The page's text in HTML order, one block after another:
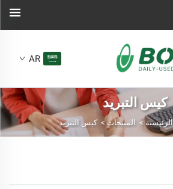
AR
كيس التبريد
> المنتجات >كيس التبريد